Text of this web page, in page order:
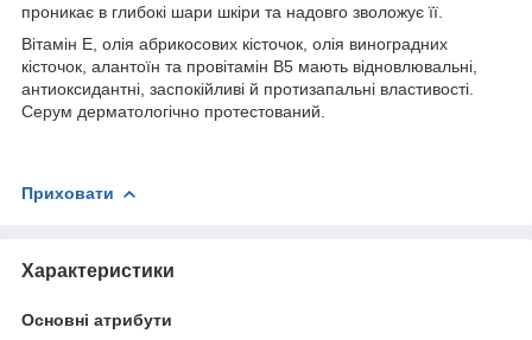
проникає в глибокі шари шкіри та надовго зволожує її.
Вітамін E, олія абрикосових кісточок, олія виноградних
кісточок, алантоїн та провітамін B5 мають відновлювальні,
антиоксидантні, заспокійливі й протизапальні властивості.
Серум дерматологічно протестований.
Приховати
Характеристики
Основні атрибути